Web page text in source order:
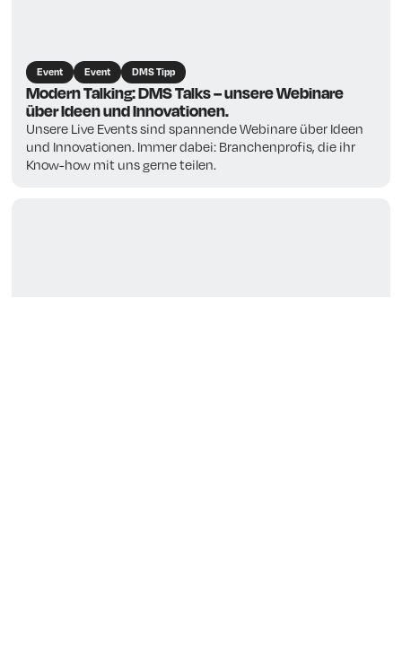
Event Event DMS Tipp
Modern Talking: DMS Talks – unsere Webinare
über Ideen und Innovationen.
Unsere Live Events sind spannende Webinare über Ideen
und Innovationen. Immer dabei: Branchenprofis, die ihr
Know-how mit uns gerne teilen.